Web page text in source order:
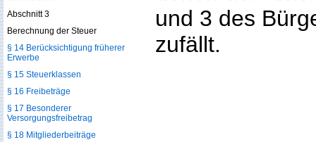
und 3 des
zufällt.
Abschnitt 3
Berechnung der Steuer
§ 14 Berücksichtigung früherer
Erwerbe
§ 15 Steuerklassen
§ 16 Freibeträge
§ 17 Besonderer
Versorgungsfreibetrag
§ 18 Mitgliederbeiträge